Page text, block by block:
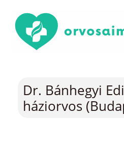
Dr. Bánhegyi
háziorvos